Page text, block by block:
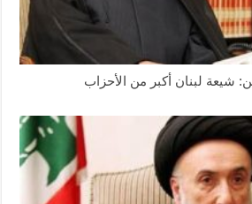
شيعة لبنان أكبر من الأحزاب